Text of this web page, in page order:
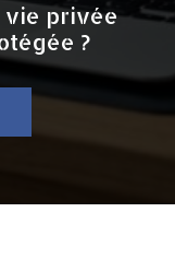
vie privée
?